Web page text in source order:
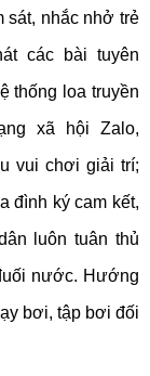
sát, nhắc nhở trẻ
các bài tuyên
thống loa truyền
xã hội Zalo,
vui chơi giải trí;
đình ký cam kết,
luôn tuân thủ
nước. Hướng
bơi, tập bơi đối